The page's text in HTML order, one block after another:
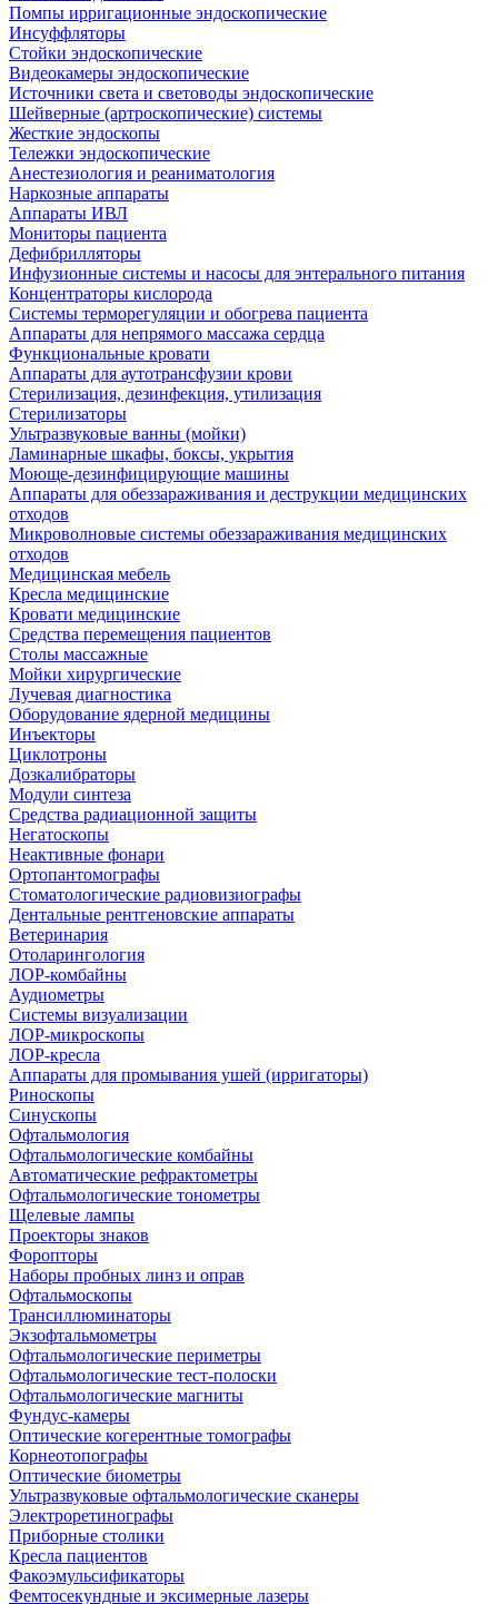
Помпы ирригационные эндоскопические
Инсуффляторы
Стойки эндоскопические
Видеокамеры эндоскопические
Источники света и световоды эндоскопические
Шейверные (артроскопические) системы
Жесткие эндоскопы
Тележки эндоскопические
Анестезиология и реаниматология
Наркозные аппараты
Аппараты ИВЛ
Мониторы пациента
Дефибрилляторы
Инфузионные системы и насосы для энтерального питания
Концентраторы кислорода
Системы терморегуляции и обогрева пациента
Аппараты для непрямого массажа сердца
Функциональные кровати
Аппараты для аутотрансфузии крови
Стерилизация, дезинфекция, утилизация
Стерилизаторы
Ультразвуковые ванны (мойки)
Ламинарные шкафы, боксы, укрытия
Моюще-дезинфицирующие машины
Аппараты для обеззараживания и деструкции медицинских
отходов
Микроволновые системы обеззараживания медицинских
отходов
Медицинская мебель
Кресла медицинские
Кровати медицинские
Средства перемещения пациентов
Столы массажные
Мойки хирургические
Лучевая диагностика
Оборудование ядерной медицины
Инъекторы
Циклотроны
Дозкалибраторы
Модули синтеза
Средства радиационной защиты
Негатоскопы
Неактивные фонари
Ортопантомографы
Стоматологические радиовизиографы
Дентальные рентгеновские аппараты
Ветеринария
Отоларингология
ЛОР-комбайны
Аудиометры
Системы визуализации
ЛОР-микроскопы
ЛОР-кресла
Аппараты для промывания ушей (ирригаторы)
Риноскопы
Синускопы
Офтальмология
Офтальмологические комбайны
Автоматические рефрактометры
Офтальмологические тонометры
Щелевые лампы
Проекторы знаков
Форопторы
Наборы пробных линз и оправ
Офтальмоскопы
Трансиллюминаторы
Экзофтальмометры
Офтальмологические периметры
Офтальмологические тест-полоски
Офтальмологические магниты
Фундус-камеры
Оптические когерентные томографы
Корнеотопографы
Оптические биометры
Ультразвуковые офтальмологические сканеры
Электроретинографы
Приборные столики
Кресла пациентов
Факоэмульсификаторы
Фемтосекундные и эксимерные лазеры